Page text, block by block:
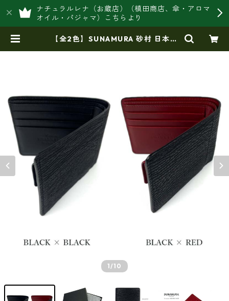
ナチュラルレナ（お蔵店）（槙田商店、傘・アロマ
オイル・パジャマ）こちらより
【全2色】SUNAMURA 砂村 日本製
1/10